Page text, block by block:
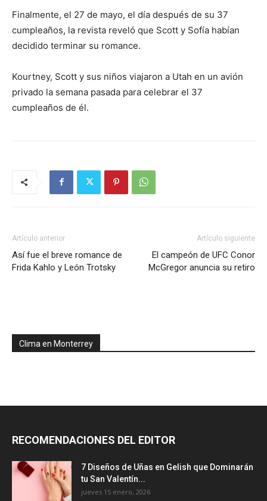
Finalmente, el 27 de mayo, el día después de su 37
cumpleaños, la revista reveló que Scott y Sofía habían
decidido terminar su romance.
Kourtney, Scott y sus niños viajaron a Utah en un avión
privado la semana pasada para celebrar el 37
cumpleaños de él.
Artículo anterior
Así fue el breve romance de
Frida Kahlo y León Trotsky
Artículo siguiente
El campeón de UFC Conor
McGregor anuncia su retiro
Clima en Monterrey
RECOMENDACIONES DEL EDITOR
7 Diseños de Uñas en Gelish que Dominarán
tu San Valentín...
jueves 15 enero, 2026